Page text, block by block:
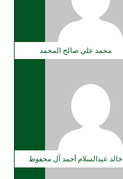
محمد علي صالح المحمد
خالد عبدالسلام أحمد آل محفوظ